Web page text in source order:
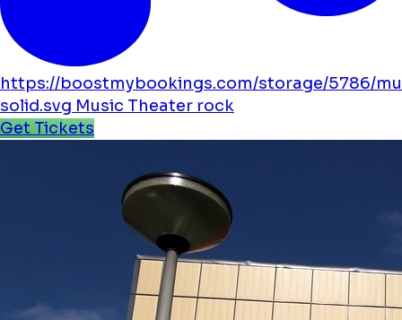
https://boostmybookings.com/storage/5786/
solid.svg Music Theater rock
Get Tickets